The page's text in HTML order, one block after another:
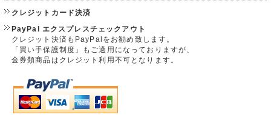
クレジットカード決済
PayPal エクスプレスチェックアウト
クレジット決済もPayPalをお勧め致します。
「買い手保護制度」もご適用になっておりますが、
金券類商品はクレジット利用不可となります。